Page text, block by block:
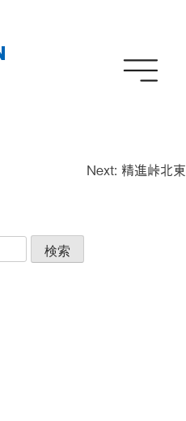
Next: 精進峠北東